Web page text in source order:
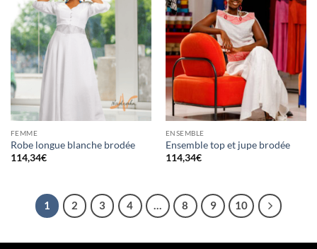
FEMME
Robe longue blanche brodée
114,34€
ENSEMBLE
Ensemble top et jupe brodée
114,34€
1 2 3 4 … 8 9 10